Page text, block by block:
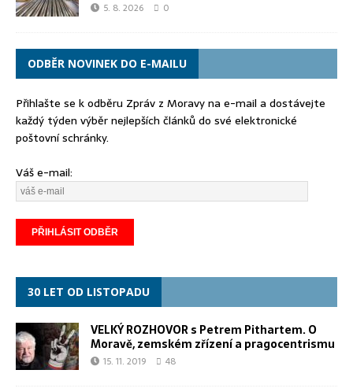
5. 8. 2026 0
ODBĚR NOVINEK DO E-MAILU
Přihlašte se k odběru Zpráv z Moravy na e-mail a dostávejte
každý týden výběr nejlepších článků do své elektronické
poštovní schránky.
Váš e-mail:
30 LET OD LISTOPADU
VELKÝ ROZHOVOR s Petrem Pithartem. O
Moravě, zemském zřízení a pragocentrismu
15. 11. 2019 48